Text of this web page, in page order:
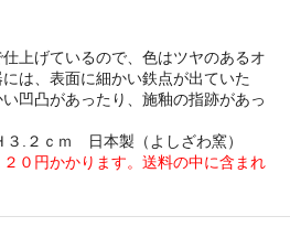
上げているので、色はツヤのあるオ
は、表面に細かい鉄点が出ていた
凹凸があったり、施釉の指跡があっ
.２ｃｍ 日本製（よしざわ窯）
０円かかります。送料の中に含まれ